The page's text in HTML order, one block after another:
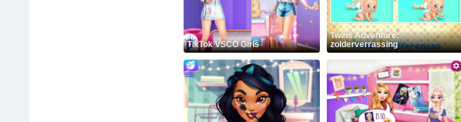
TikTok VSCO Girls
Twins Adventure:
zolderverrassing